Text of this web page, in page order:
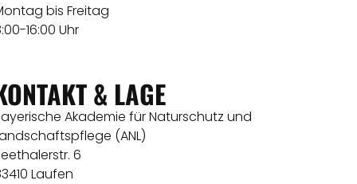
bis Freitag
16:00 Uhr
& LAGE
Akademie für Naturschutz und
(ANL)
6
Laufen